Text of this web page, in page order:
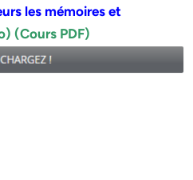
les mémoires et
(Cours PDF)